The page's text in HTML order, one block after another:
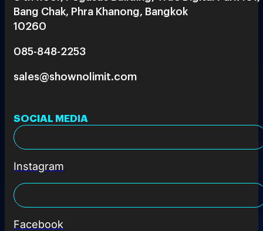
Bang Chak, Phra Khanong, Bangkok
10260
085-848-2253
sales@shownolimit.com
SOCIAL MEDIA
Instagram
Facebook